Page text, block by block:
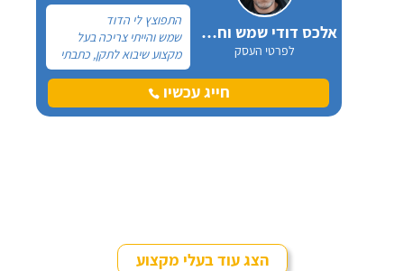
אלכס דודי שמש וחשמל
לפרטי העסק
התפוצץ לי הדוד
שמש והייתי צריכה בעל
מקצוע שיבוא לתקן, כתבתי
בגוגל טכנאי דודים ואז
הגעתי לקבוצה של העיר
חיפה בפייסבוק, שם כמה
חייג עכשיו
הצג עוד בעלי מקצוע